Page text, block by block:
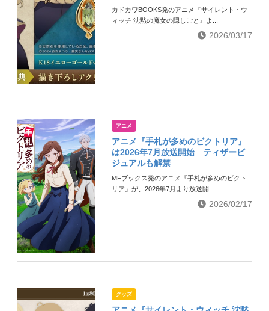
カドカワBOOKS発のアニメ『サイレント・ウ
ィッチ 沈黙の魔女の隠しごと』よ...
2026/03/17
アニメ
アニメ『手札が多めのビクトリア』
は2026年7月放送開始 ティザービ
ジュアルも解禁
MFブックス発のアニメ『手札が多めのビクト
リア』が、2026年7月より放送開...
2026/02/17
グッズ